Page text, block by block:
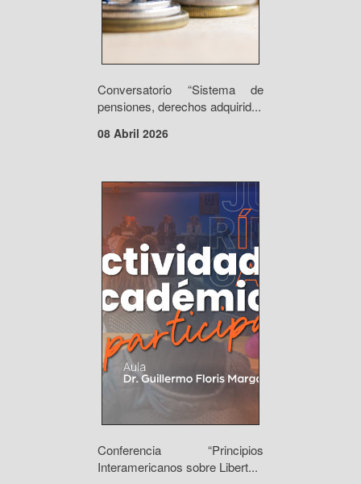
Conversatorio “Sistema de
pensiones, derechos adquirid...
08 Abril 2026
Conferencia “Principios
Interamericanos sobre Libert...